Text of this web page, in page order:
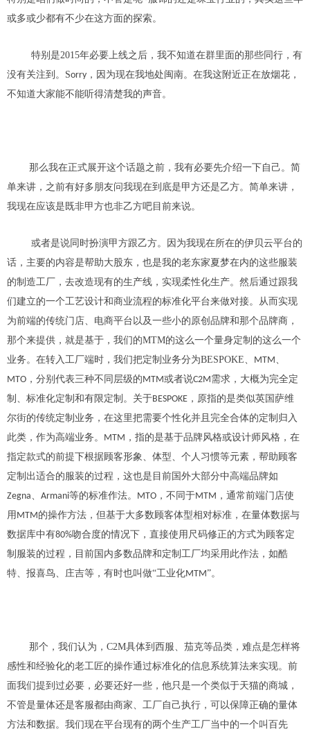
或多或少都有不少在这方面的探索。
特别是2015年必要上线之后，我不知道在群里面的那些同行，有
没有关注到。 Sorry ，因为现在我地处闽南。在我这附近正在放烟花，
不知道大家能不能听得清楚我的声音。
那么我在正式展开这个话题之前，我有必要先介绍一下自己。 简
单来讲，之前有好多朋友问我现在到底是甲方还是乙方。简单来讲，
我现在应该是 既非甲方也非乙方吧 目前来说。
或者是说同 时扮演甲方跟乙方。因为我现在所在的伊贝云平台的
话，主要的内容是帮助大股东，也是我的老东家夏梦在内的这些服装
的制造工厂 ， 去改造现有的生产线 ，实现柔性化生产。然后通过跟我
们建立的一个工艺设计和商业流程的标准化平台来做对接。从而实现
为前端的传统门店、电商平台以及一些小的原创品牌和那个品牌商 ，
那个来提供 ，就是基于，我们的MTM的这么一个量身定制的这么一个
业务。 在转入工厂端时，我们把定制业务分为BESPOKE、 MTM、
MTO ，分别代表三种不同层级的MTM或者说C2M需求，大概为完全定
制、标准化定制和有限定制。关于BESPOKE ，原指的是类似英国萨维
尔街的传统定制业务，在这里把需要个性化并且完全合体的定制归入
此类，作为高端业务。 MTM ，指的是基于品牌风格或设计师风格，在
指定款式的前提下根据顾客形象、体型、个人习惯等元素，帮助顾客
定制出适合的服装的过程，这也是目前国外大部分中高端品牌如
Zegna、 Armani等的标准作法。 MTO ，不同于MTM ，通常前端门店使
用 MTM的操作方法，但基于大多数顾客体型相对标准，在量体数据与
数据库中有80%吻合度的情况下，直接使用尺码修正的方式为顾客定
制服装的过程，目前国内多数品牌和定制工厂均采用此作法，如酷
特、报喜鸟、庄吉等，有时也叫做“工业化MTM”。
那个，我们认为，C2M具体到西服、茄克等品类，难点是怎样将
感性和经验化的老工匠的操作通过标准化的信息系统算法来实现。前
面我们提到过必要，必要还好一些，他只是一个类似于天猫的商城，
不管是量体还是客服都由商家、工厂自己执行，可以保障正确的量体
方法和数据。 我们现在平台现有的两个生产工厂当中的一个叫百先